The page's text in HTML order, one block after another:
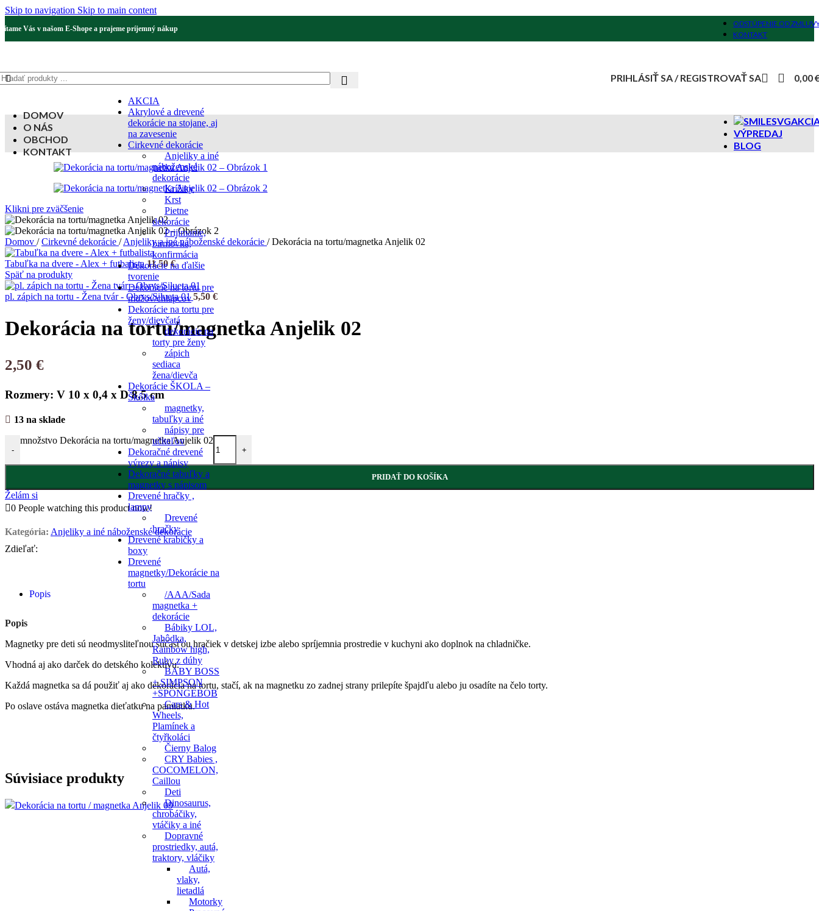
Skip to navigation Skip to main content
Vás v našom E-Shope a prajeme príjemný nákup
ODSTÚPENIE OD
KONTAKT
AKCIA
Akrylové a drevené
dekorácie na stojane, aj
na zavesenie
Cirkevné dekorácie
Anjeliky a iné
náboženské
dekorácie
Krížiky
Krst
Pietne
dekorácie
Prijímanie,
birmovka,
konfirmácia
Dekorácie na ďalšie
tvorenie
Dekorácie na tortu pre
mužov/chlapcov
Dekorácie na tortu pre
ženy/dievčatá
dekorácie na
torty pre ženy
zápich
sediaca
žena/dievča
Dekorácie ŠKOLA –
Škôlka
magnetky,
tabuľky a iné
nápisy pre
učiteľov
Dekoračné drevené
výrezy a nápisy
Dekoračné tabuľky a
magnetky s nápisom
Drevené hračky ,
lampy
Drevené
hračky
Drevené krabičky a
boxy
Drevené
magnetky/Dekorácie na
tortu
/AAA/Sada
magnetka +
dekorácie
Bábiky LOL,
Jahôdka,
Rainbow high,
Ruby z dúhy
BABY BOSS
+ SIMPSON
+SPONGEBOB
Cars & Hot
Wheels,
Plamínek a
čtyřkoláci
Čierny Balog
CRY Babies ,
COCOMELON,
Caillou
Deti
Dinosaurus,
chrobáčiky,
vtáčiky a iné
Dopravné
prostriedky, autá,
traktory, vláčiky
Autá,
vlaky,
lietadlá
Motorky
PRIHLÁSIŤ SA / REGISTROVAŤ SA 0,00
DOMOV
O NÁS
OBCHOD
KONTAKT
VÝPREDAJ
BLOG
Klikni pre zväčšenie
Domov / Cirkevné dekorácie / Anjeliky a iné náboženské dekorácie / Dekorácia na tortu/magnetka Anjelik 02
Tabuľka na dvere - Alex + futbalista11,50€
Späť na produkty
pl. zápich na tortu - Žena tvár - Obrys/Silueta 015,50 €
Dekorácia na tortu/magnetka Anjelik 02
2,50 €
Rozmery: V 10 x 0,4 x D 8,5 cm
13 na sklade
-
množstvo Dekorácia na tortu/magnetka Anjelik 02
+
PRIDAŤ DO KOŠÍKA
Želám si
0 People watching this product now!
Kategória: Anjeliky a iné náboženské dekorácie
Zdieľať:
Popis
Popis
Magnetky pre deti sú neodmysliteľnou súčasťou hračiek v detskej izbe alebo spríjemnia prostredie v kuchyni ako doplnok na chladničke.
Vhodná aj ako darček do detského kolektívu.
Každá magnetka sa dá použiť aj ako dekorácia na tortu, stačí, ak na magnetku zo zadnej strany prilepíte špajdľu alebo ju osadíte na čelo torty.
Po oslave ostáva magnetka dieťatku na pamiatku.
Súvisiace produkty